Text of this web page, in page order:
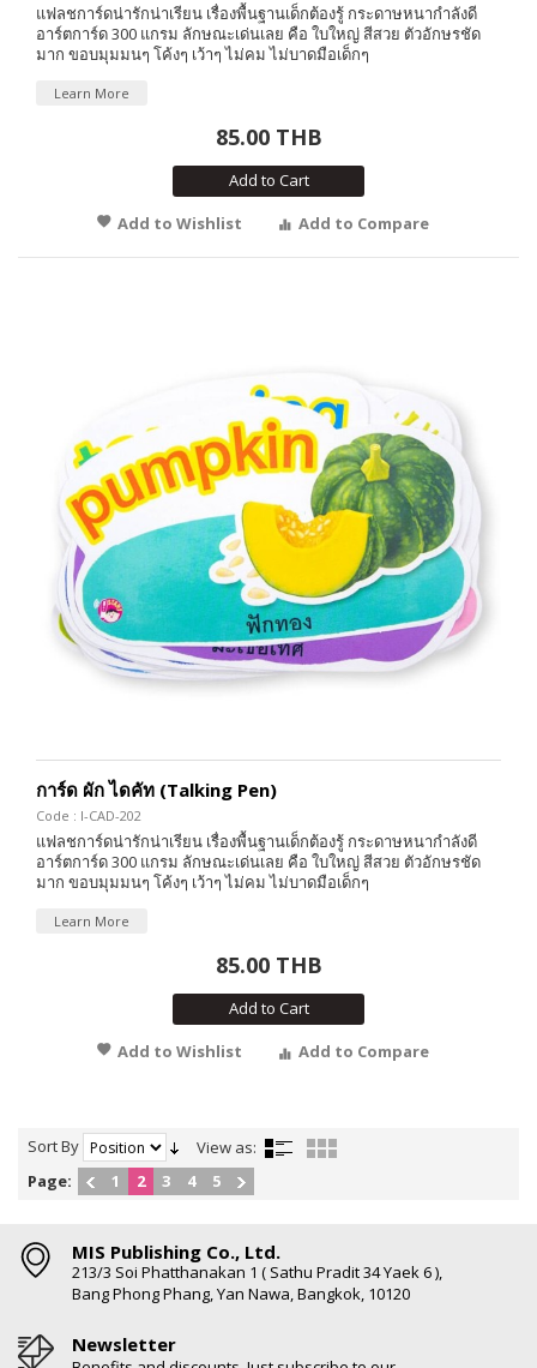
แฟลชการ์ดน่ารักน่าเรียน เรื่องพื้นฐานเด็กต้องรู้ กระดาษหนากำลังดี
อาร์ตการ์ด 300 แกรม ลักษณะเด่นเลย คือ ใบใหญ่ สีสวย ตัวอักษรชัด
มาก ขอบมุมมนๆ โค้งๆ เว้าๆ ไม่คม ไม่บาดมือเด็กๆ
Learn More
85.00 THB
Add to Cart
Add to Wishlist
Add to Compare
การ์ด ผัก ไดคัท (Talking Pen)
Code : I-CAD-202
แฟลชการ์ดน่ารักน่าเรียน เรื่องพื้นฐานเด็กต้องรู้ กระดาษหนากำลังดี
อาร์ตการ์ด 300 แกรม ลักษณะเด่นเลย คือ ใบใหญ่ สีสวย ตัวอักษรชัด
มาก ขอบมุมมนๆ โค้งๆ เว้าๆ ไม่คม ไม่บาดมือเด็กๆ
Learn More
85.00 THB
Add to Cart
Add to Wishlist
Add to Compare
Sort By
View as:
Page:
1 2 3 4 5
MIS Publishing Co., Ltd.
213/3 Soi Phatthanakan 1 ( Sathu Pradit 34 Yaek 6 ),
Bang Phong Phang, Yan Nawa, Bangkok, 10120
Newsletter